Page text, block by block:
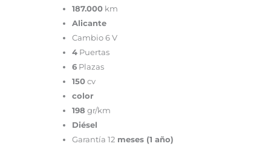
187.000km
Alicante
Cambio 6 V
4Puertas
6Plazas
150cv
color
198 gr/km
Diésel
Garantía 12meses (1 año)